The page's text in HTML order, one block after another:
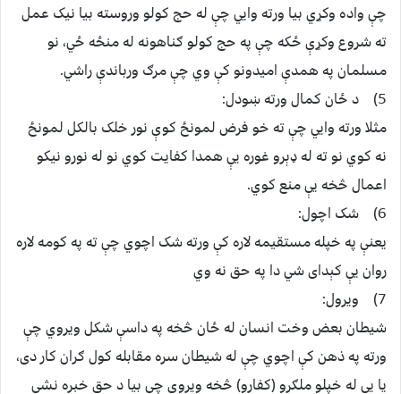
چې واده وکړي بيا ورته وايي چې له حج کولو وروسته بيا نيک عمل
ته شروع وکړې ځکه چې په حج کولو ګناهونه له منځه ځي، نو
مسلمان په همدې اميدونو کې وي چې مرګ ورباندې راشي.
5) د ځان کمال ورته ښودل:
مثلا ورته وايي چې ته خو فرض لمونځ کوې نور خلک بالکل لمونځ
نه کوي نو ته له ډېرو غوره يې همدا کفايت کوي نو له نورو نيکو
اعمال څخه يې منع کوي.
6) شک اچول:
يعنې په خپله مستقيمه لاره کې ورته شک اچوي چې ته په کومه لاره
روان يې کېداى شي دا په حق نه وي
7) ويرول:
شيطان بعض وخت انسان له ځان څخه په داسې شکل ويروي چې
ورته په ذهن کې اچوي چې له شيطان سره مقابله کول ګران کار دى،
يا يې له خپلو ملګرو (کفارو) څخه ويروي چې بيا د حق خبره نشي